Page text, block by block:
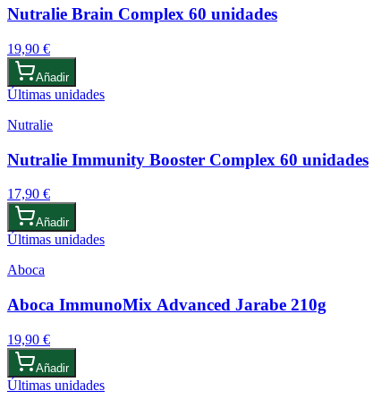
Nutralie Brain Complex 60 unidades
19,90 €
Añadir
Últimas unidades
Nutralie
Nutralie Immunity Booster Complex 60 unidades
17,90 €
Añadir
Últimas unidades
Aboca
Aboca ImmunoMix Advanced Jarabe 210g
19,90 €
Añadir
Últimas unidades